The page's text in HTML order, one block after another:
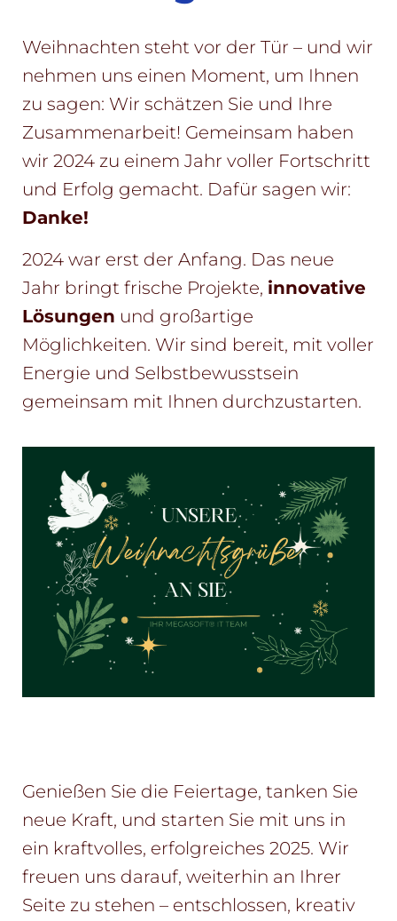
Weihnachten steht vor der Tür – und wir
nehmen uns einen Moment, um Ihnen
zu sagen: Wir schätzen Sie und Ihre
Zusammenarbeit! Gemeinsam haben
wir 2024 zu einem Jahr voller Fortschritt
und Erfolg gemacht. Dafür sagen wir:
Danke!
2024 war erst der Anfang. Das neue
Jahr bringt frische Projekte, innovative
Lösungen und großartige
Möglichkeiten. Wir sind bereit, mit voller
Energie und Selbstbewusstsein
gemeinsam mit Ihnen durchzustarten.
Genießen Sie die Feiertage, tanken Sie
neue Kraft, und starten Sie mit uns in
ein kraftvolles, erfolgreiches 2025. Wir
freuen uns darauf, weiterhin an Ihrer
Seite zu stehen – entschlossen, kreativ